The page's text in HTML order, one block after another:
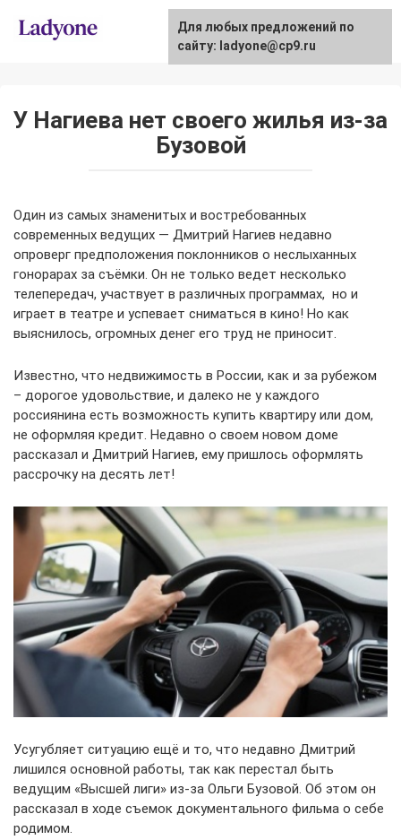
У Нагиева нет своего жилья из-за
Бузовой
Один из самых знаменитых и востребованных
современных ведущих — Дмитрий Нагиев недавно
опроверг предположения поклонников о неслыханных
гонорарах за съёмки. Он не только ведет несколько
телепередач, участвует в различных программах, но и
играет в театре и успевает сниматься в кино! Но как
выяснилось, огромных денег его труд не приносит.
Известно, что недвижимость в России, как и за рубежом
– дорогое удовольствие, и далеко не у каждого
россиянина есть возможность купить квартиру или дом,
не оформляя кредит. Недавно о своем новом доме
рассказал и Дмитрий Нагиев, ему пришлось оформлять
рассрочку на десять лет!
Усугубляет ситуацию ещё и то, что недавно Дмитрий
лишился основной работы, так как перестал быть
ведущим «Высшей лиги» из-за Ольги Бузовой. Об этом он
рассказал в ходе съемок документального фильма о себе
родимом.
Для любых предложений по
сайту: ladyone@cp9.ru